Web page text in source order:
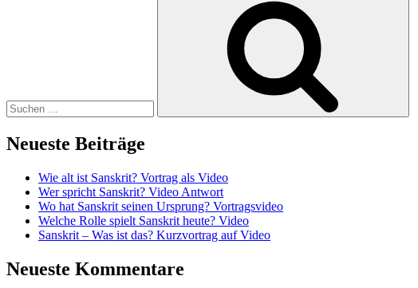
Neueste Beiträge
Wie alt ist Sanskrit? Vortrag als Video
Wer spricht Sanskrit? Video Antwort
Wo hat Sanskrit seinen Ursprung? Vortragsvideo
Welche Rolle spielt Sanskrit heute? Video
Sanskrit – Was ist das? Kurzvortrag auf Video
Neueste Kommentare